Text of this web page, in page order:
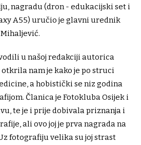
nagradu (dron - edukacijski set i
A55) uručio je glavni urednik
u našoj redakciji autorica
nam je kako je po struci
a hobistički se niz godina
Članica je Fotokluba Osijek i
te je i prije dobivala priznanja i
ali ovo joj je prva nagrada na
fotografiju velika su joj strast